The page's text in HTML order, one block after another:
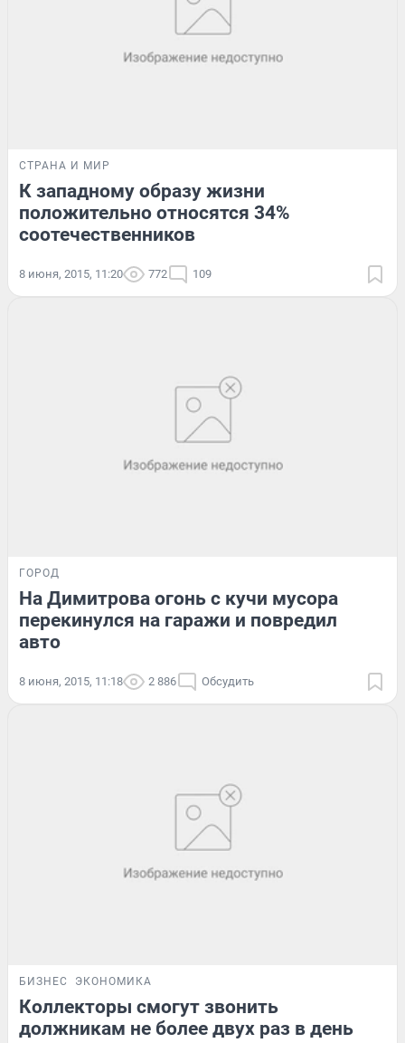
СТРАНА И МИР
К западному образу жизни
положительно относятся 34%
соотечественников
8 июня, 2015, 11:20 772 109
ГОРОД
На Димитрова огонь с кучи мусора
перекинулся на гаражи и повредил
авто
8 июня, 2015, 11:18 2 886 Обсудить
БИЗНЕС ЭКОНОМИКА
Коллекторы смогут звонить
должникам не более двух раз в день